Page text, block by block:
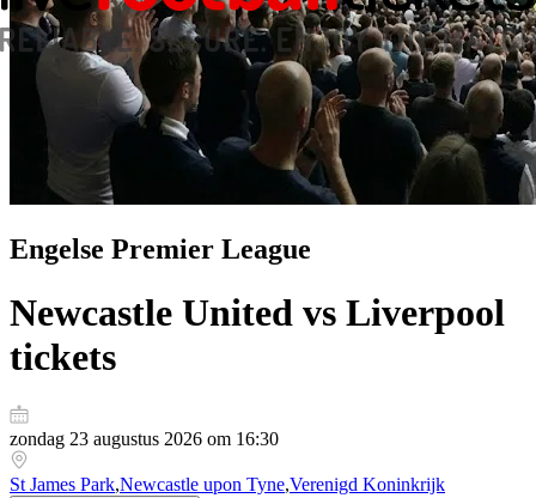
Engelse Premier League
Newcastle United vs Liverpool
tickets
zondag 23 augustus 2026 om 16:30
St James Park,Newcastle upon Tyne,Verenigd Koninkrijk